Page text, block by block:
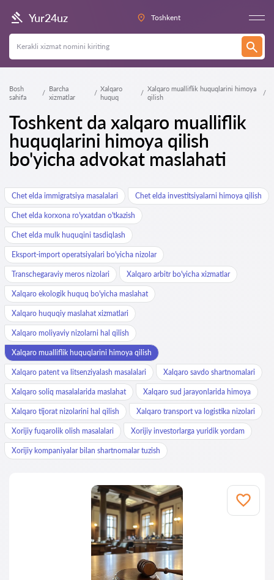
Yur24uz Toshkent
Bosh
sahifa
Barcha
xizmatlar
Xalqaro
huquq
Xalqaro mualliflik huquqlarini himoya
qilish
Toshkent da xalqaro mualliflik
huquqlarini himoya qilish
bo'yicha advokat maslahati
Chet elda immigratsiya masalalari Chet elda investitsiyalarni himoya qilish
Chet elda korxona ro'yxatdan o'tkazish
Chet elda mulk huquqini tasdiqlash
Eksport-import operatsiyalari bo'yicha nizolar
Transchegaraviy meros nizolari Xalqaro arbitr bo'yicha xizmatlar
Xalqaro ekologik huquq bo'yicha maslahat
Xalqaro huquqiy maslahat xizmatlari
Xalqaro moliyaviy nizolarni hal qilish
Xalqaro mualliflik huquqlarini himoya qilish
Xalqaro patent va litsenziyalash masalalari Xalqaro savdo shartnomalari
Xalqaro soliq masalalarida maslahat Xalqaro sud jarayonlarida himoya
Xalqaro tijorat nizolarini hal qilish Xalqaro transport va logistika nizolari
Xorijiy fuqarolik olish masalalari Xorijiy investorlarga yuridik yordam
Xorijiy kompaniyalar bilan shartnomalar tuzish